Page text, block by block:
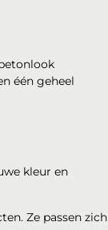
één geheel
kleur en
Ze passen zich